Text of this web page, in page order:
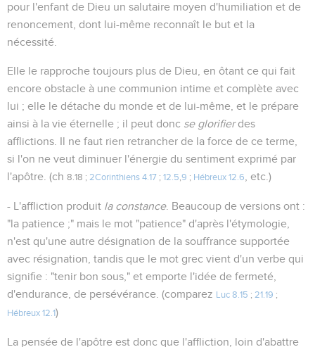
pour l'enfant de Dieu un salutaire moyen d'humiliation et de
renoncement, dont lui-même reconnaît le but et la
nécessité.
Elle le rapproche toujours plus de Dieu, en ôtant ce qui fait
encore obstacle à une communion intime et complète avec
lui ; elle le détache du monde et de lui-même, et le prépare
ainsi à la vie éternelle ; il peut donc se glorifierdes
afflictions. Il ne faut rien retrancher de la force de ce terme,
si l'on ne veut diminuer l'énergie du sentiment exprimé par
l'apôtre. (ch 8.18 ; 2Corinthiens 4.17 ; 12.5 9 ; Hébreux 12.6 , etc.)
- L'affliction produit la constance. Beaucoup de versions ont :
"la patience ;" mais le mot "patience" d'après l'étymologie,
n'est qu'une autre désignation de la souffrance supportée
avec résignation, tandis que le mot grec vient d'un verbe qui
signifie : "tenir bon sous," et emporte l'idée de fermeté,
d'endurance, de persévérance. (comparez
Luc 8.15 ; 21.19 ;
Hébreux 12.1)
La pensée de l'apôtre est donc que l'affliction, loin d'abattre